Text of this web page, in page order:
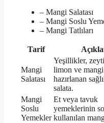
– Mangi Salatası
– Mangi Soslu
– Mangi Tatlıları
Tarif
Mangi
Salatası
Yeşillikler,
limon ve
hazırlanan
salata.
Mangi
Soslu
Yemekler
Et veya tavuk
yemeklerinin
kullanılan